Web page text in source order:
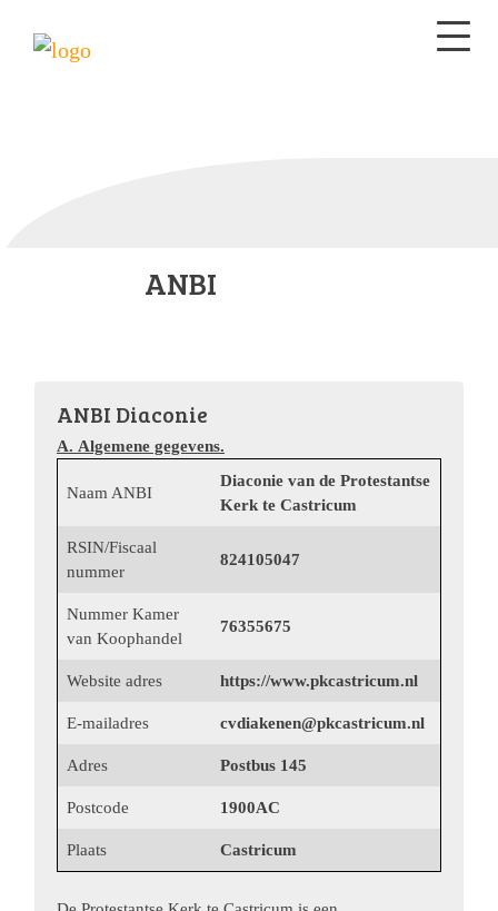
ANBI
ANBI Diaconie
A. Algemene gegevens.
Naam ANBI
Diaconie van de Protestantse
Kerk te Castricum
RSIN/Fiscaal
nummer
824105047
Nummer Kamer
van Koophandel
76355675
Website adres https://www.pkcastricum.nl
E-mailadres cvdiakenen@pkcastricum.nl
Adres Postbus 145
Postcode 1900AC
Plaats Castricum